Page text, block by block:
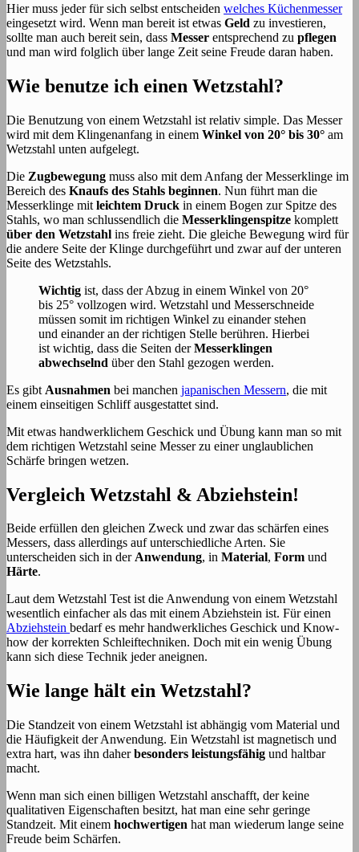
Hier muss jeder für sich selbst entscheiden welches Küchenmesser
eingesetzt wird. Wenn man bereit ist etwas Geld zu investieren,
sollte man auch bereit sein, dass Messer entsprechend zu pflegen
und man wird folglich über lange Zeit seine Freude daran haben.
Wie benutze ich einen Wetzstahl?
Die Benutzung von einem Wetzstahl ist relativ simple. Das Messer
wird mit dem Klingenanfang in einem Winkel von 20° bis 30° am
Wetzstahl unten aufgelegt.
Die Zugbewegung muss also mit dem Anfang der Messerklinge im
Bereich des Knaufs des Stahls beginnen. Nun führt man die
Messerklinge mit leichtem Druck in einem Bogen zur Spitze des
Stahls, wo man schlussendlich die Messerklingenspitze komplett
über den Wetzstahl ins freie zieht. Die gleiche Bewegung wird für
die andere Seite der Klinge durchgeführt und zwar auf der unteren
Seite des Wetzstahls.
Wichtig ist, dass der Abzug in einem Winkel von 20°
bis 25° vollzogen wird. Wetzstahl und Messerschneide
müssen somit im richtigen Winkel zu einander stehen
und einander an der richtigen Stelle berühren. Hierbei
ist wichtig, dass die Seiten derMesserklingen
abwechselnd über den Stahl gezogen werden.
Es gibt Ausnahmen bei manchen japanischen Messern, die mit
einem einseitigen Schliff ausgestattet sind.
Mit etwas handwerklichem Geschick und Übung kann man so mit
dem richtigen Wetzstahl seine Messer zu einer unglaublichen
Schärfe bringen wetzen.
Vergleich Wetzstahl & Abziehstein!
Beide erfüllen den gleichen Zweck und zwar das schärfen eines
Messers, dass allerdings auf unterschiedliche Arten. Sie
unterscheiden sich in derAnwendung, in Material, Form und
Härte.
Laut dem Wetzstahl Test ist die Anwendung von einem Wetzstahl
wesentlich einfacher als das mit einem Abziehstein ist. Für einen
Abziehstein bedarf es mehr handwerkliches Geschick und Know-
how der korrekten Schleiftechniken. Doch mit ein wenig Übung
kann sich diese Technik jeder aneignen.
Wie lange hält ein Wetzstahl?
Die Standzeit von einem Wetzstahl ist abhängig vom Material und
die Häufigkeit der Anwendung. Ein Wetzstahl ist magnetisch und
extra hart, was ihn daherbesonders leistungsfähig und haltbar
macht.
Wenn man sich einen billigen Wetzstahl anschafft, der keine
qualitativen Eigenschaften besitzt, hat man eine sehr geringe
Standzeit. Mit einem hochwertigen hat man wiederum lange seine
Freude beim Schärfen.